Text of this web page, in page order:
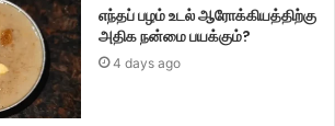
எந்தப் பழம் உடல் ஆரோக்கியத்திற்கு
அதிக நன்மை பயக்கும்?
4 days ago